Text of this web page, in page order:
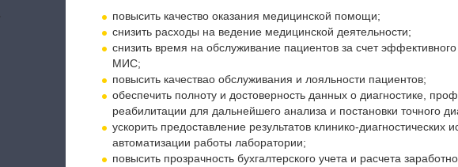
повысить качество оказания медицинской помощи;
снизить расходы на ведение медицинской деятельности;
снизить время на обслуживание пациентов за счет
МИС;
повысить качествао обслуживания и лояльности пациентов;
обеспечить полноту и достоверность данных о диагностике,
реабилитации для дальнейшего анализа и постановки точного
ускорить предоставление результатов клинико-диагностических
автоматизации работы лаборатории;
повысить прозрачность бухгалтерского учета и расчета